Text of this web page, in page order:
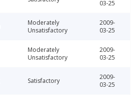
03-25
Moderately
Unsatisfactory
2009-
03-25
Moderately
Unsatisfactory
2009-
03-25
Satisfactory
2009-
03-25